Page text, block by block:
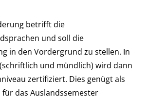
betrifft die
und soll die
in den Vordergrund zu stellen. In
und mündlich) wird dann
zertifiziert. Dies genügt als
für das Auslandssemester